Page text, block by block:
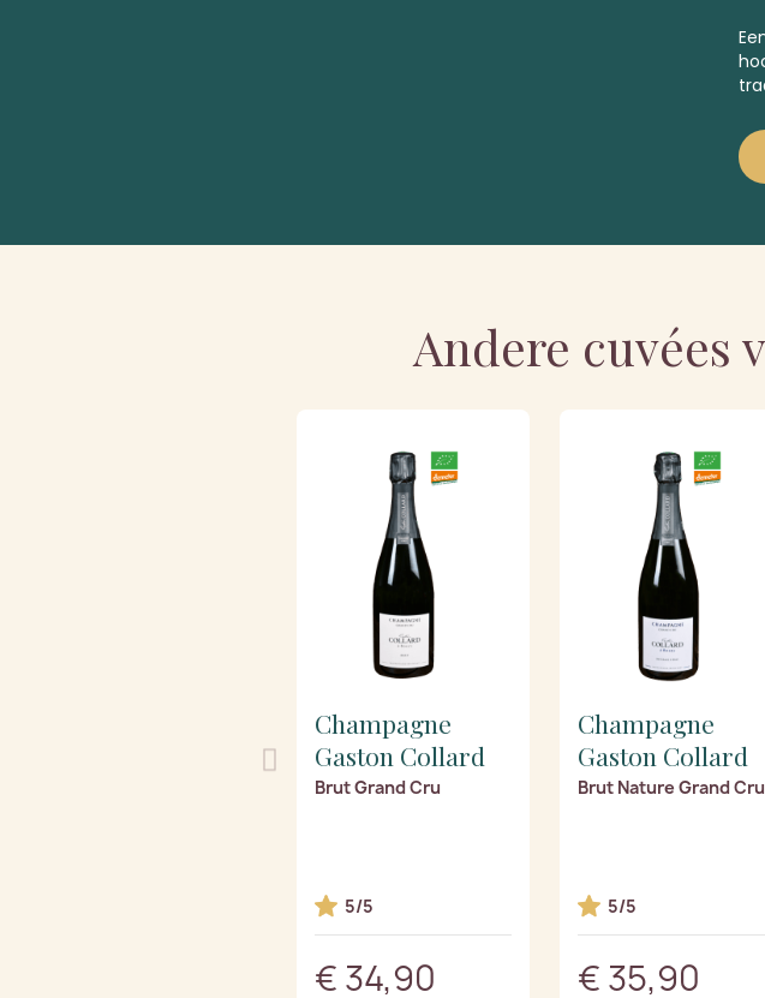
Andere cuvées
Champagne
Gaston Collard
Brut Grand Cru
5/5
€ 34,90
Champagne
Gaston Collard
Brut Nature Grand Cru
5/5
€ 35,90